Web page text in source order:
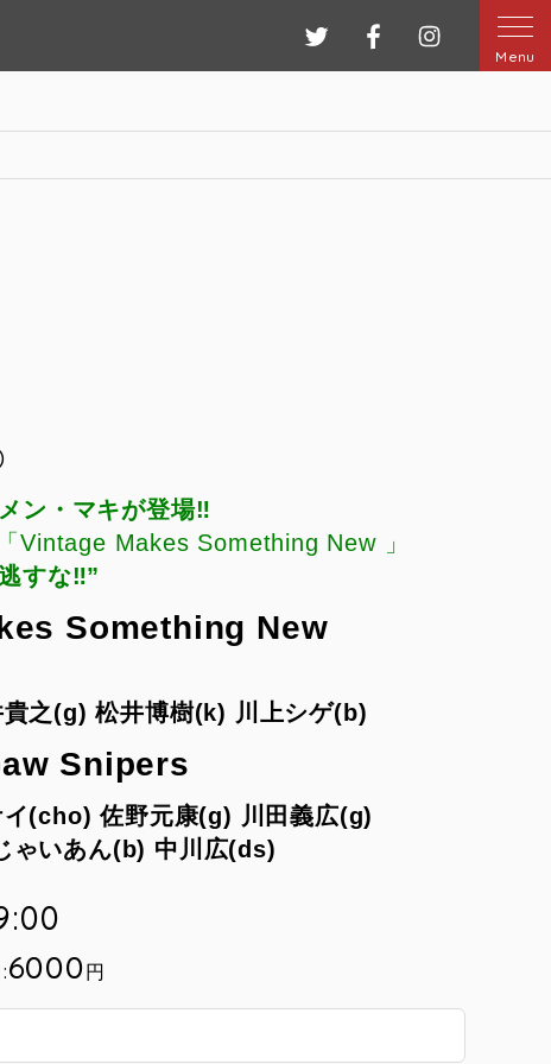
ツイッターフェイスブック
インスタグ
Menu
ン・マキが登場‼️
Vintage Makes Something New 」
すな‼️”
Something New
貴之(g) 松井博樹(k) 川上シゲ(b)
Snipers
イ(cho) 佐野元康(g) 川田義広(g)
ゃいあん(b) 中川広(ds)
6000円